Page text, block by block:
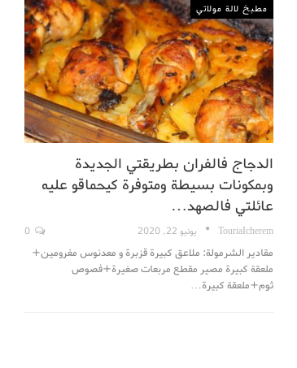
مطبخ لالة مولاتي
الدجاج فالفران بطريقتي الجديدة
وبمكونات بسيطة ومتوفرة كيحماقو عليه
عائلتي فالصهد…
TouriaIcherem يونيو 22, 2020
مقادير الشرمولة: ملاعق كبيرة قزبرة و معدنوس مفرومين+
ملعقة كبيرة مصير مقطع مربعات صغيرة+فصوص
ثوم+ملعقة كبيرة…